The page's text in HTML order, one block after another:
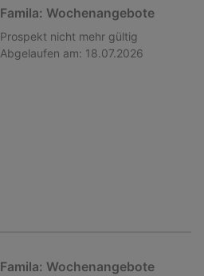
Famila: Wochenangebote
Prospekt nicht mehr gültig
Abgelaufen am: 18.07.2026
Famila: Wochenangebote